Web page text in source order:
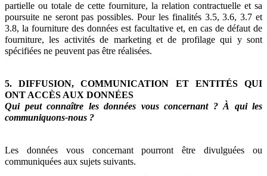
partielle ou totale de cette fourniture, la relation contractuelle et sa
poursuite ne seront pas possibles. Pour les finalités 3.5, 3.6, 3.7 et
3.8, la fourniture des données est facultative et, en cas de défaut de
fourniture, les activités de marketing et de profilage qui y sont
spécifiées ne peuvent pas être réalisées.
5. DIFFUSION, COMMUNICATION ET ENTITÉS QUI
ONT ACCÈS AUX DONNÉES
Qui peut connaître les données vous concernant ? À qui les
communiquons-nous ?
Les données vous concernant pourront être divulguées ou
communiquées aux sujets suivants.